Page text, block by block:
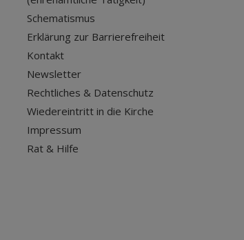
Schematismus
Erklärung zur Barrierefreiheit
Kontakt
Newsletter
Rechtliches & Datenschutz
Wiedereintritt in die Kirche
Impressum
Rat & Hilfe